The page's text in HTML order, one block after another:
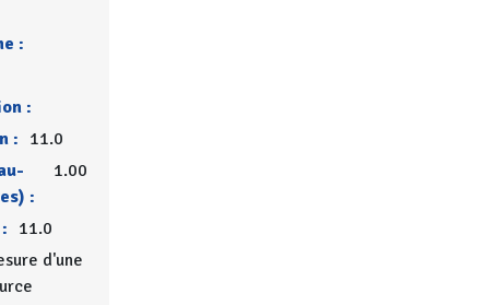
:
:
: 11.0
:
1.00
11.0
d'une